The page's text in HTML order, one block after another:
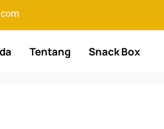
Tentang Snack Box